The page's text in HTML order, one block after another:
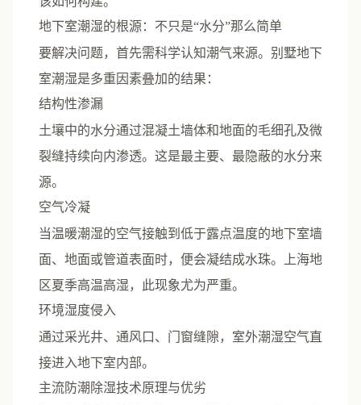
地下室潮湿的根源：不只是“水分”那么简单
要解决问题，首先需科学认知潮气来源。别墅地下
室潮湿是多重因素叠加的结果：
结构性渗漏
土壤中的水分通过混凝土墙体和地面的毛细孔及微
裂缝持续向内渗透。这是最主要、最隐蔽的水分来
源。
空气冷凝
当温暖潮湿的空气接触到低于露点温度的地下室墙
面、地面或管道表面时，便会凝结成水珠。上海地
区夏季高温高湿，此现象尤为严重。
环境湿度侵入
通过采光井、通风口、门窗缝隙，室外潮湿空气直
接进入地下室内部。
主流防潮除湿技术原理与优劣